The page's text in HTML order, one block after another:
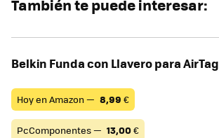
También te puede interesar:
Belkin Funda con Llavero para AirTag
Hoy en Amazon — 8,99 €
PcComponentes — 13,00€